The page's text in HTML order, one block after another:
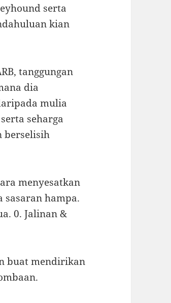
serta
kian
tanggungan
dia
mulia
seharga
berselisih
menyesatkan
hampa.
0. Jalinan &
buat mendirikan